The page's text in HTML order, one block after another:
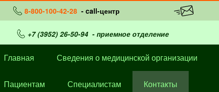
8-800-100-42-28 - call-центр
+7 (3952) 26-50-94- приемное отделение
Главная Сведения о медицинской организации
Пациентам Специалистам Контакты